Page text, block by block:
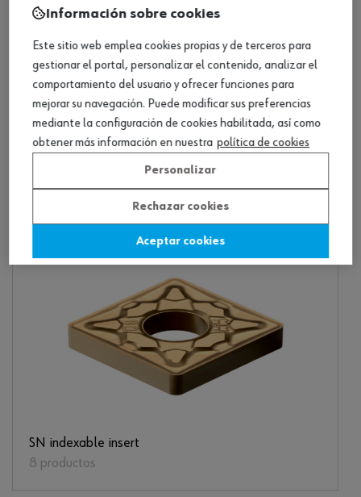
SN indexable insert
8 productos
Información sobre cookies
Este sitio web emplea cookies propias y de terceros para
gestionar el portal, personalizar el contenido, analizar el
comportamiento del usuario y ofrecer funciones para
mejorar su navegación. Puede modificar sus preferencias
mediante la configuración de cookies habilitada, así como
obtener más información en nuestra política de cookies
Personalizar
Rechazar cookies
Aceptar cookies